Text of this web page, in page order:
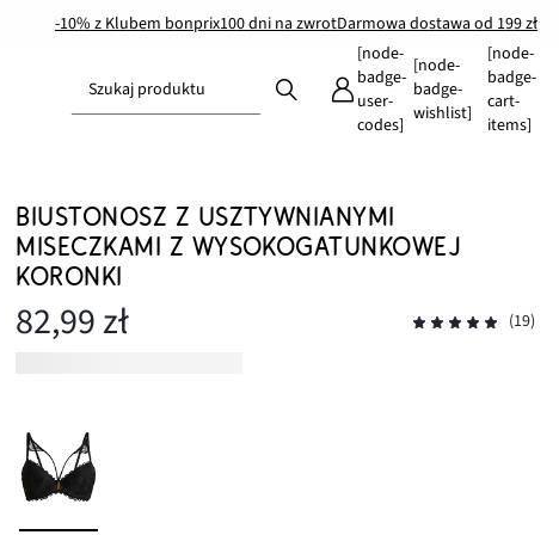
-10% z Klubem bonprix100 dni na zwrotDarmowa dostawa od 199 zł
Szukaj produktu
[node-
badge-
user-
codes]
[node-
badge-
wishlist]
[node-
badge-
cart-
items]
BIUSTONOSZ Z USZTYWNIANYMI
MISECZKAMI Z WYSOKOGATUNKOWEJ
KORONKI
82,99 zł (19)